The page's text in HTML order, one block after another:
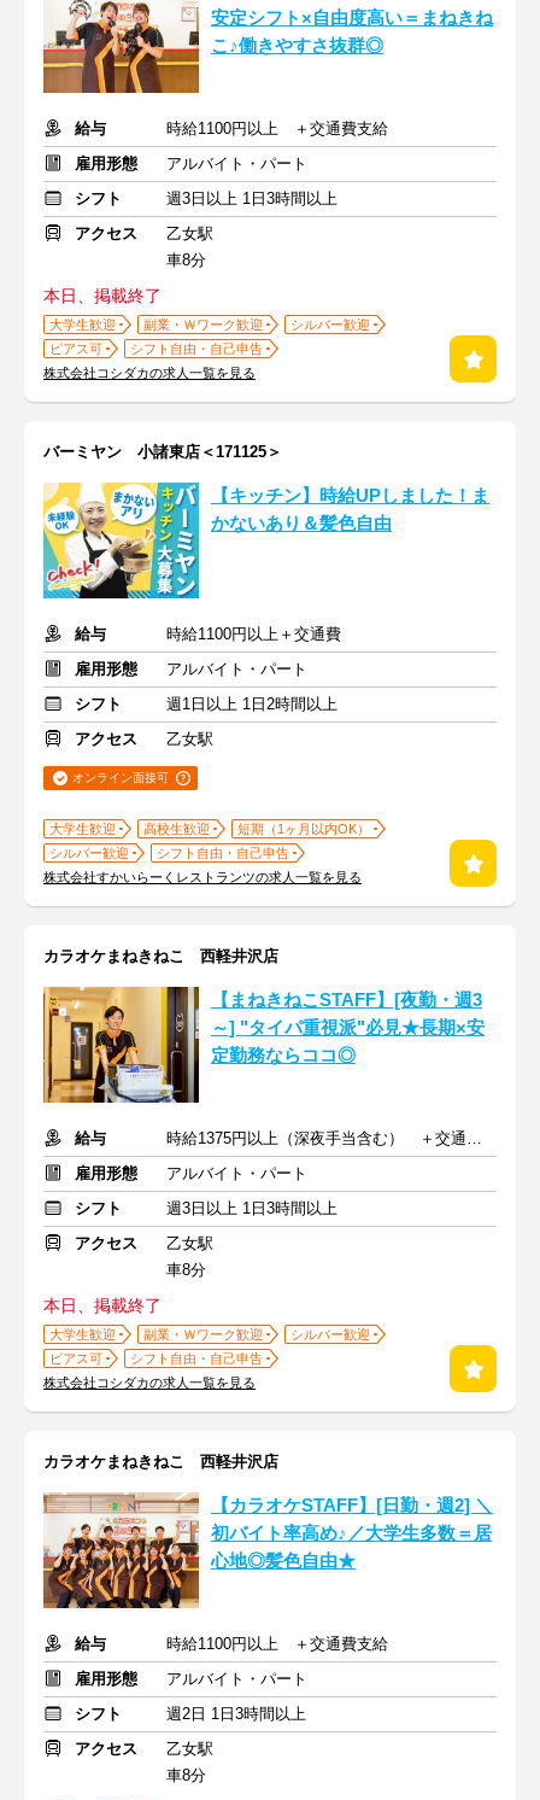
安定シフト×自由度高い＝まねきね
こ♪働きやすさ抜群◎
給与
時給1100円以上 ＋交通費支給
雇用形態
アルバイト・パート
シフト
週3日以上 1日3時間以上
アクセス
乙女駅
車8分
本日、掲載終了
大学生歓迎 副業・Ｗワーク歓迎
シルバー歓迎
ピアス可
シフト自由・自己申告
株式会社コシダカの求人一覧を見る
バーミヤン 小諸東店＜171125＞
【キッチン】時給UPしました！ま
かないあり＆髪色自由
給与
時給1100円以上＋交通費
雇用形態
アルバイト・パート
シフト
週1日以上 1日2時間以上
アクセス
乙女駅
オンライン面接可
大学生歓迎 高校生歓迎
短期（1ヶ月以内OK）
シルバー歓迎
シフト自由・自己申告
株式会社すかいらーくレストランツの求人一覧を見る
カラオケまねきねこ 西軽井沢店
【まねきねこSTAFF】[夜勤・週3
～] "タイパ重視派"必見★長期×安
定勤務ならココ◎
給与
時給1375円以上（深夜手当含む） ＋交通費支給
雇用形態
アルバイト・パート
シフト
週3日以上 1日3時間以上
アクセス
乙女駅
車8分
本日、掲載終了
大学生歓迎 副業・Ｗワーク歓迎
シルバー歓迎
ピアス可
シフト自由・自己申告
株式会社コシダカの求人一覧を見る
カラオケまねきねこ 西軽井沢店
【カラオケSTAFF】[日勤・週2] ＼
初バイト率高め♪／大学生多数＝居
心地◎髪色自由★
給与
時給1100円以上 ＋交通費支給
雇用形態
アルバイト・パート
シフト
週2日 1日3時間以上
アクセス
乙女駅
車8分